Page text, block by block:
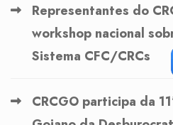
Representantes do
workshop nacional
Sistema CFC/CRCs
CRCGO participa da